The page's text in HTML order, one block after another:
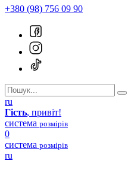
+380 (98) 756 09 90
ru
Гість, привіт!
система розмірів
0
система розмірів
ru